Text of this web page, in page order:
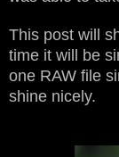
This post will
time it will be
one RAW file
shine nicely.